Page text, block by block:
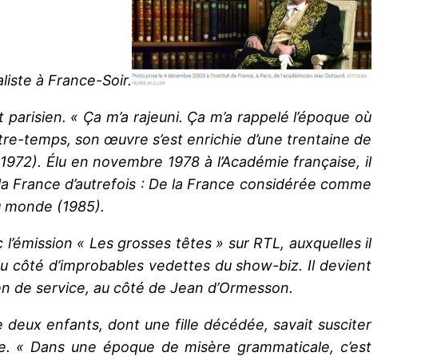
à France-Soir.
« Ça m’a rajeuni. Ça m’a rappelé l’époque où
temps, son œuvre s’est enrichie d’une trentaine de
Élu en novembre 1978 à l’Académie française, il
d’autrefois : De la France considérée comme
monde (1985).
« Les grosses têtes » sur RTL, auxquelles il
côté d’improbables vedettes du show-biz. Il devient
de service, au côté de Jean d’Ormesson.
enfants, dont une fille décédée, savait susciter
« Dans une époque de misère grammaticale, c’est